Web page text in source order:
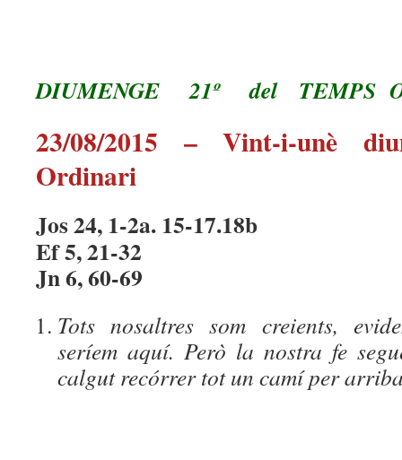
DIUMENGE 21º del TEMPS
23/08/2015 – Vint-i-unè
Ordinari
Jos 24, 1-2a. 15-17.18b
Ef 5, 21-32
Jn 6, 60-69
Tots nosaltres som creients,
seríem aquí. Però la nostra fe
calgut recórrer tot un camí per